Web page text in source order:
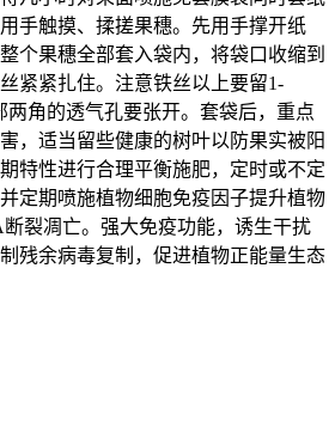
手触摸、揉搓果穗。先用手撑开纸
个果穗全部套入袋内，将袋口收缩到
紧紧扎住。注意铁丝以上要留1-
两角的透气孔要张开。套袋后，重点
，适当留些健康的树叶以防果实被阳
特性进行合理平衡施肥，定时或不定
定期喷施植物细胞免疫因子提升植物
裂凋亡。强大免疫功能，诱生干扰
残余病毒复制，促进植物正能量生态